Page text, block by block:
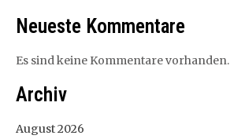
Neueste Kommentare
Es sind keine Kommentare vorhanden.
Archiv
August 2026